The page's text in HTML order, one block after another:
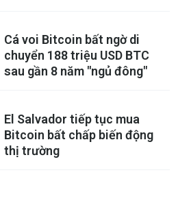
Cá voi Bitcoin bất ngờ di
chuyển 188 triệu USD BTC
sau gần 8 năm "ngủ đông"
El Salvador tiếp tục mua
Bitcoin bất chấp biến động
thị trường